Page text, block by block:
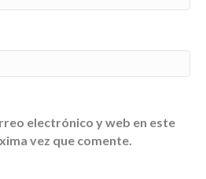
electrónico y web en este
vez que comente.